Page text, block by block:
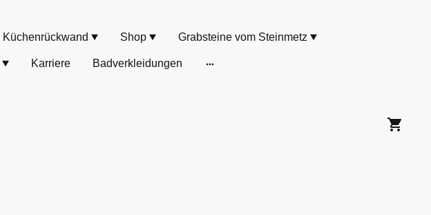
Küchenrückwand Shop Grabsteine vom Steinmetz
Karriere Badverkleidungen